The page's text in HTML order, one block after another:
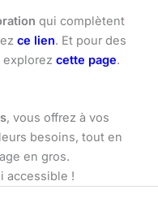
qui complètent
ce lien. Et pour des
explorez cette page.
, vous offrez à vos
besoins, tout en
en gros.
accessible !